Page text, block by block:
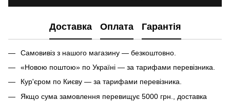
Доставка Оплата Гарантія
Самовивіз з нашого магазину — безкоштовно.
«Новою поштою» по Україні — за тарифами перевізника.
Кур'єром по Києву — за тарифами перевізника.
Якщо сума замовлення перевищує 5000 грн., доставка